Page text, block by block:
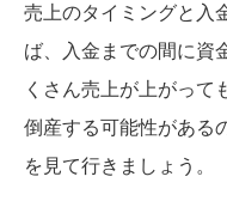
売上のタイミングと入
ば、入金までの間に資
くさん売上が上がって
倒産する可能性がある
を見て行きましょう。